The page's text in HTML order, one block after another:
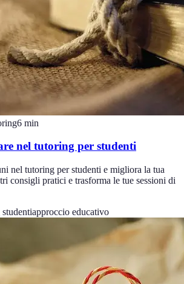
6 min
nel tutoring per studenti
nel tutoring per studenti e migliora la tua
consigli pratici e trasforma le tue sessioni di
approccio educativo